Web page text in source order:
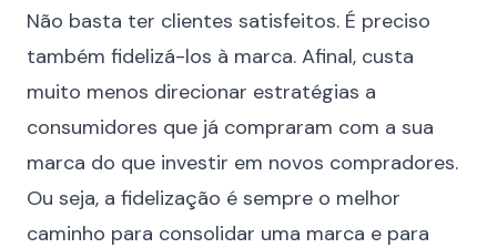
Não basta ter clientes satisfeitos. É preciso
também fidelizá-los à marca. Afinal, custa
muito menos direcionar estratégias a
consumidores que já compraram com a sua
marca do que investir em novos compradores.
Ou seja, a fidelização é sempre o melhor
caminho para consolidar uma marca e para